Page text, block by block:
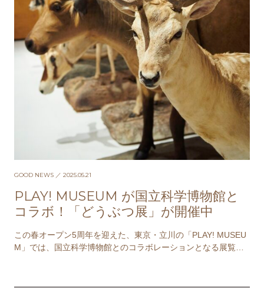
GOOD NEWS ／ 2025.05.21
PLAY! MUSEUM が国⽴科学博物館と
コラボ！「どうぶつ展」が開催中
この春オープン5周年を迎えた、東京・立川の「PLAY! MUSEU
M」では、国⽴科学博物館とのコラボレーションとなる展覧会